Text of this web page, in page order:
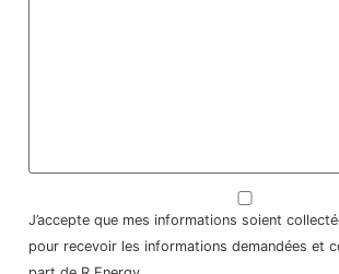
J’accepte que mes informations soient
pour recevoir les informations demandées et